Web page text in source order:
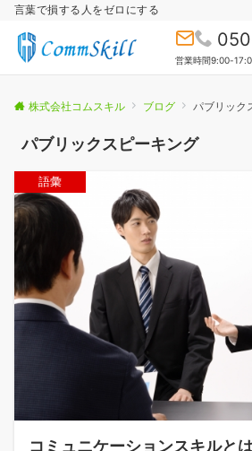
言葉で損する人をゼロにする
営業時間9:00-
株式会社コムスキル ブログ パブリック
パブリックスピーキング
語彙
コミュニケーションスキルとは